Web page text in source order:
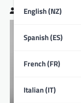
English (NZ)
Spanish (ES)
French (FR)
Italian (IT)
Clara Bennett